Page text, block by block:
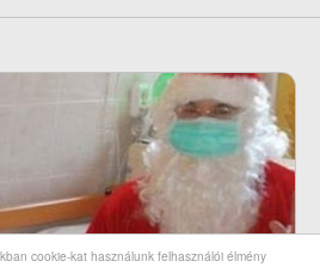
cookie-kat használunk felhasználói élmény